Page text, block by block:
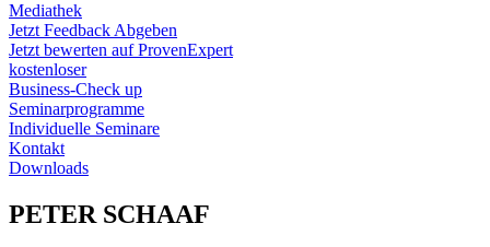
Mediathek
Jetzt Feedback Abgeben
Jetzt bewerten auf ProvenExpert
kostenloser
Business-Check up
Seminarprogramme
Individuelle Seminare
Kontakt
Downloads
PETER SCHAAF